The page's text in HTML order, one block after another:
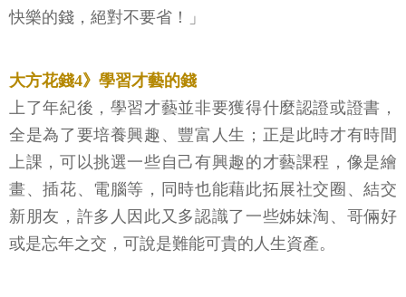
快樂的錢，絕對不要省！」
大方花錢4》學習才藝的錢
上了年紀後，學習才藝並非要獲得什麼認證或證書，
全是為了要培養興趣、豐富人生；正是此時才有時間
上課，可以挑選一些自己有興趣的才藝課程，像是繪
畫、插花、電腦等，同時也能藉此拓展社交圈、結交
新朋友，許多人因此又多認識了一些姊妹淘、哥倆好
或是忘年之交，可說是難能可貴的人生資產。